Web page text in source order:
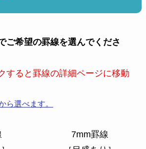
ご希望の罫線を選んでくださ
すると罫線の詳細ページに移動
ら選べます。
7mm罫線